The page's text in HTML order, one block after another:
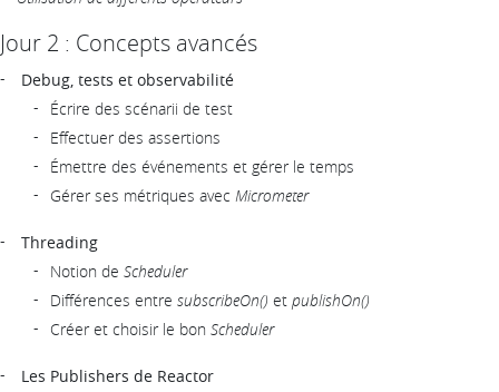
Jour 2 : Concepts avancés
Debug, tests et observabilité
Écrire des scénarii de test
Effectuer des assertions
Émettre des événements et gérer le temps
Gérer ses métriques avec Micrometer
Threading
Notion de Scheduler
Différences entre subscribeOn() et publishOn()
Créer et choisir le bon Scheduler
Les Publishers de Reactor